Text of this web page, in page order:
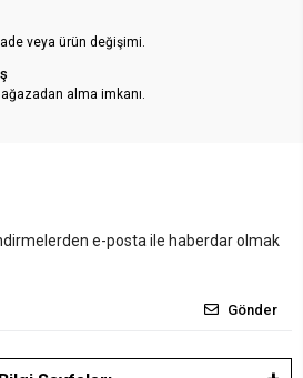
veya ürün değişimi.
alma imkanı.
e-posta ile haberdar olmak
Gönder